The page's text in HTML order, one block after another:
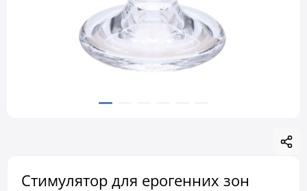
Стимулятор для ерогенних зон